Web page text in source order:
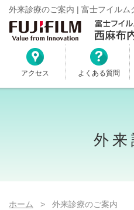
外来診療のご案内 | 富士フイル
アクセス よくある質問
外来
ホーム > 外来診療のご案内